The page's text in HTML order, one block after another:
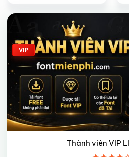
Giảm giá!
VIP
Thành viên VIP